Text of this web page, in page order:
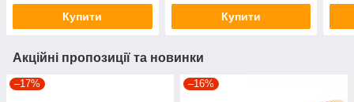
Купити Купити
Акційні пропозиції та новинки
–17% –16%